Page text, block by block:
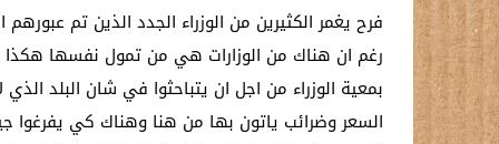
فرح يغمر الكثيرين من الوزراء الجدد الذين تم
رغم ان هناك من الوزارات هي من تمول نفسها هكذا
بمعية الوزراء من اجل ان يتباحثوا في شان البلد
السعر وضرائب ياتون بها من هنا وهناك كي يفرغوا